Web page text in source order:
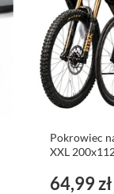
Pokrowiec
XXL
64,99 zł